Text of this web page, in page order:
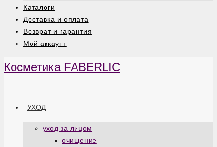
Каталоги
Доставка и оплата
Возврат и гарантия
Мой аккаунт
Косметика FABERLIC
УХОД
уход за лицом
очищение